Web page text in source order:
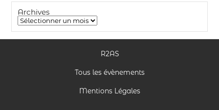
Archives
R2AS
Tous les évènements
Mentions Légales